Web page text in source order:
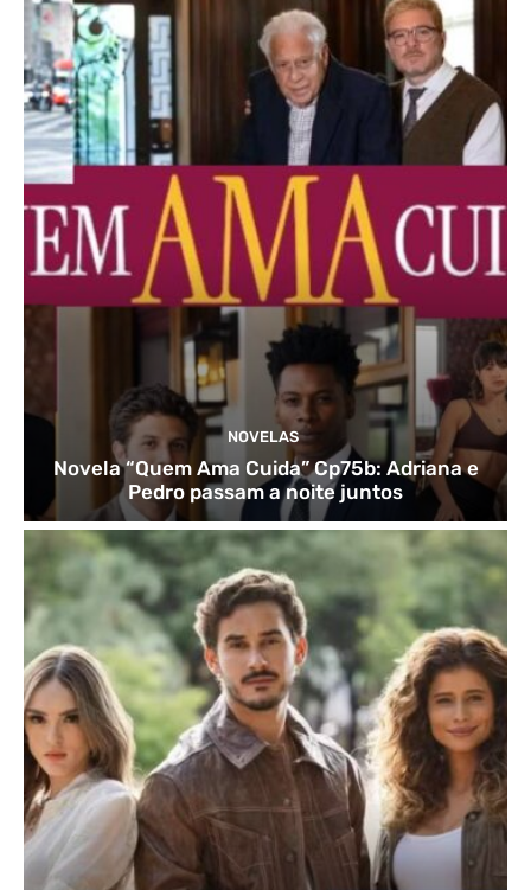
NOVELAS
Novela “Quem Ama Cuida” Cp75b: Adriana e
Pedro passam a noite juntos